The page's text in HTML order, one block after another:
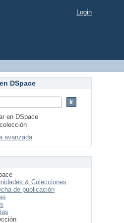
Login
DSpace
en DSpace
avanzada
& Colecciones
de publicación